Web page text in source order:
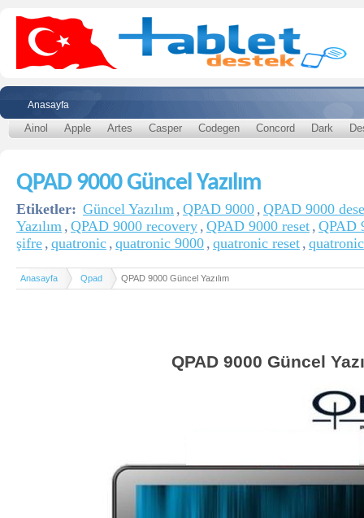
Anasayfa
Ainol Apple Artes Casper Codegen Concord Dark
QPAD 9000 Güncel Yazılım
Etiketler: Güncel Yazılım , QPAD 9000 , QPAD 9000
Yazılım , QPAD 9000 recovery , QPAD 9000 reset , QPAD
şifre , quatronic , quatronic 9000 , quatronic reset ,
Anasayfa Qpad QPAD 9000 Güncel Yazılım
QPAD 9000 Güncel